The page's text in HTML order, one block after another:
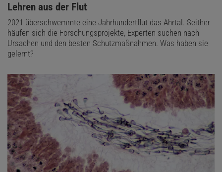
:
Lehren aus der Flut
2021 überschwemmte eine Jahrhundertflut das Ahrtal. Seither
häufen sich die Forschungsprojekte, Experten suchen nach
Ursachen und den besten Schutzmaßnahmen. Was haben sie
gelernt?